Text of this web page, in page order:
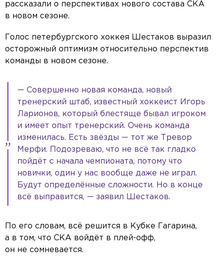
рассказали о перспективах нового состава СКА
в новом сезоне.
Голос петербургского хоккея Шестаков выразил
осторожный оптимизм относительно перспектив
команды в новом сезоне.
— Совершенно новая команда, новый
тренерский штаб, известный хоккеист Игорь
Ларионов, который блестяще бывал игроком
и имеет опыт тренерский. Очень команда
изменилась. Есть звёзды — тот же Тревор
Мерфи. Подозреваю, что не всё так гладко
пойдёт с начала чемпионата, потому что
новички, один у нас вообще даже не играл.
Будут определённые сложности. Но в конце
всё выправится, — заявил Шестаков.
По его словам, всё решится в Кубке Гагарина,
а в том, что СКА войдёт в плей-офф,
он не сомневается.